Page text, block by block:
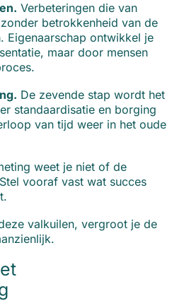
Verbeteringen die van
betrokkenheid van de
Eigenaarschap ontwikkel je
maar door mensen
De zevende stap wordt het
standaardisatie en borging
van tijd weer in het oude
weet je niet of de
vooraf vast wat succes
valkuilen, vergroot je de